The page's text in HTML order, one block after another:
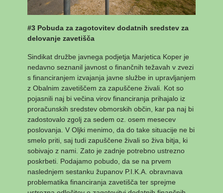
#3 Pobuda za zagotovitev dodatnih sredstev za
delovanje zavetišča
Sindikat družbe javnega podjetja Marjetica Koper je
nedavno seznanil javnost o finančnih težavah v zvezi
s financiranjem izvajanja javne službe in upravljanjem
z Obalnim zavetiščem za zapuščene živali. Kot so
pojasnili naj bi večina virov financiranja prihajalo iz
proračunskih sredstev obmorskih občin, kar pa naj bi
zadostovalo zgolj za sedem oz. osem mesecev
poslovanja. V Oljki menimo, da do take situacije ne bi
smelo priti, saj tudi zapuščene živali so živa bitja, ki
sobivajo z nami. Zato je zadnje potrebno ustrezno
poskrbeti. Podajamo pobudo, da se na prvem
naslednjem sestanku županov P.I.K.A. obravnava
problematika financiranja zavetišča ter sprejme